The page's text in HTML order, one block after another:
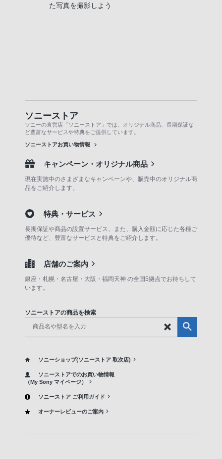
た写真を撮影しよう
ソニーストア
ソニーの直営店「ソニーストア」では、オリジナル商品、長期保証な
ど豊富なサービスや特典をご提供しています。
ソニーストアお買い物情報
キャンペーン・オリジナル商品
現在実施中のさまざまなキャンペーンや、販売中のオリジナル商
品をご紹介します。
特典・サービス
長期保証や商品の設置サービス、また、購入金額に応じた各種ご
優待など、豊富なサービスと特典をご紹介します。
店舗のご案内
銀座・札幌・名古屋・大阪・福岡天神 の全国5拠点でお待ちして
います。
ソニーストアの商品を検索
ソニーショップ(ソニーストア 取次店)
ソニーストアでのお買い物情報
（My Sony マイページ）
ソニーストア ご利用ガイド
オーナーレビューのご案内